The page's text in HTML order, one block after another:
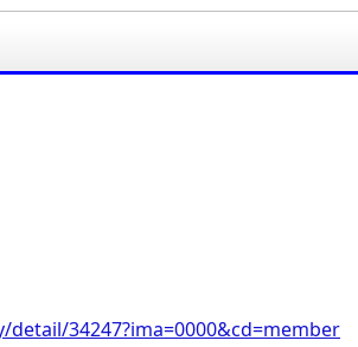
34247?ima=0000&cd=member